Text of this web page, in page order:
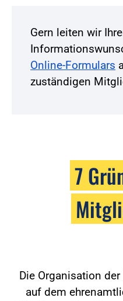
Gern leiten wir
Online-Formulars
zuständigen
7
Die Organisation
auf dem